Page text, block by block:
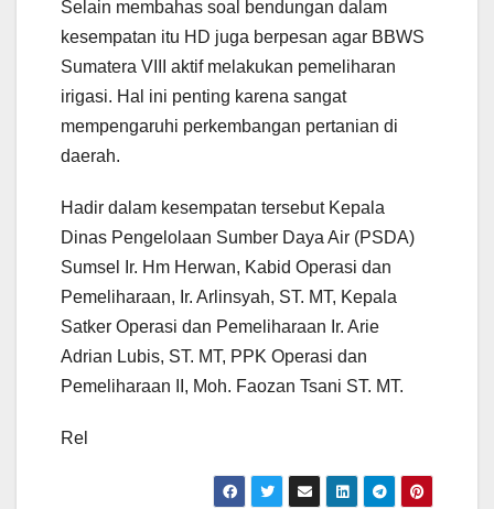
Selain membahas soal bendungan dalam
kesempatan itu HD juga berpesan agar BBWS
Sumatera VIII aktif melakukan pemeliharan
irigasi. Hal ini penting karena sangat
mempengaruhi perkembangan pertanian di
daerah.
Hadir dalam kesempatan tersebut Kepala
Dinas Pengelolaan Sumber Daya Air (PSDA)
Sumsel Ir. Hm Herwan, Kabid Operasi dan
Pemeliharaan, Ir. Arlinsyah, ST. MT, Kepala
Satker Operasi dan Pemeliharaan Ir. Arie
Adrian Lubis, ST. MT, PPK Operasi dan
Pemeliharaan II, Moh. Faozan Tsani ST. MT.
Rel